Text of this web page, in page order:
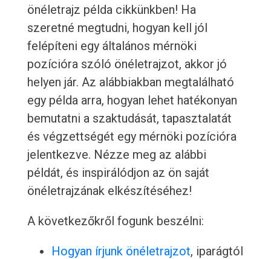
önéletrajz példa cikkünkben! Ha
szeretné megtudni, hogyan kell jól
felépíteni egy általános mérnöki
pozícióra szóló önéletrajzot, akkor jó
helyen jár. Az alábbiakban megtalálható
egy példa arra, hogyan lehet hatékonyan
bemutatni a szaktudását, tapasztalatát
és végzettségét egy mérnöki pozícióra
jelentkezve. Nézze meg az alábbi
példát, és inspirálódjon az ön saját
önéletrajzának elkészítéséhez!
A következőkről fogunk beszélni:
Hogyan írjunk önéletrajzot, iparágtól